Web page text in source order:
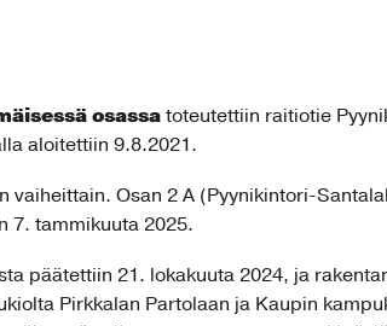
osassatoteutettiin raitiotie
aloitettiin 9.8.2021.
vaiheittain. Osan 2 A (Pyynikintori-
7. tammikuuta 2025.
päätettiin 21. lokakuuta 2024, ja
Pirkkalan Partolaan ja Kaupin